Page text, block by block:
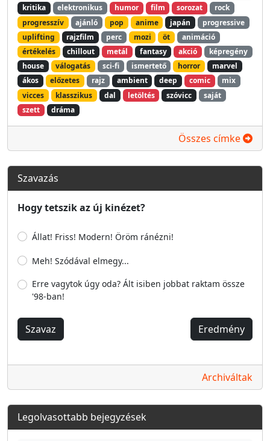
kritika
elektronikus humor film sorozat
rock
progresszív
ajánló pop anime japán
progressive
uplifting
rajzfilm perc mozi öt
animáció
értékelés
chillout metál fantasy akció
képregény
house
válogatás sci-fi ismertető horror
marvel
ákos
előzetes rajz ambient deep comic
mix
vicces
klasszikus dal letöltés szóvicc
saját
szett
dráma
Összes címke
Szavazás
Hogy tetszik az új kinézet?
Állat! Friss! Modern! Öröm ránézni!
Meh! Szódával elmegy...
Erre vagytok úgy oda? Ált isiben jobbat raktam össze
'98-ban!
Szavaz Eredmény
Archiváltak
Legolvasottabb bejegyzések